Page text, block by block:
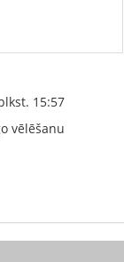
15:57
vēlēšanu